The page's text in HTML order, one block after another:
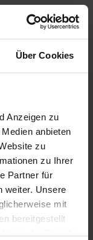
Über Cookies
Anzeigen zu
anbieten
zu
zu Ihrer
Partner für
weiter. Unsere
mit
bereitgestellt